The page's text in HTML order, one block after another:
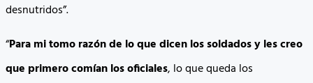
desnutridos”.
“Para mi tomo razón de lo que dicen los soldados y les creo
que primero comían los oficiales, lo que queda los